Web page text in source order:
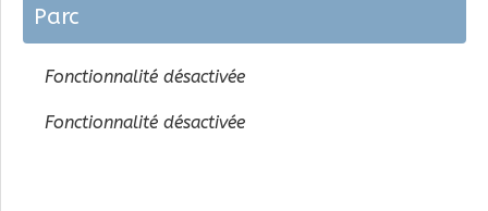
Parc
Fonctionnalité désactivée
Fonctionnalité désactivée